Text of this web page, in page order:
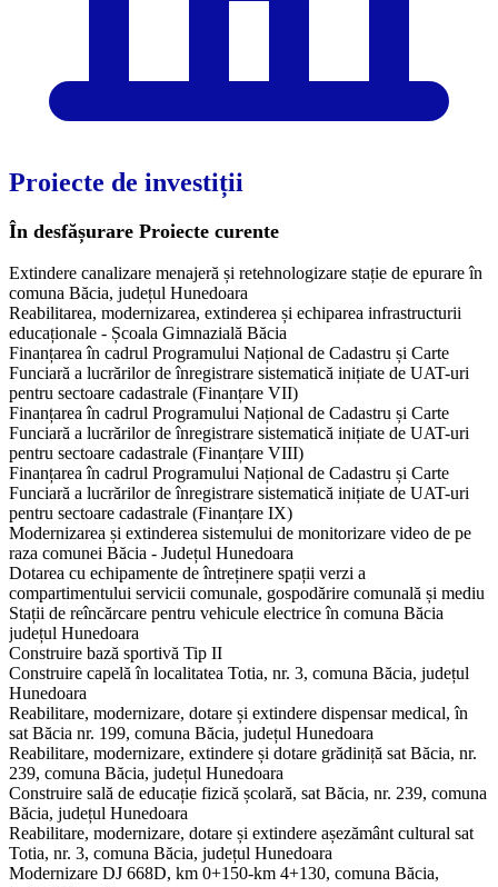
Proiecte de investiții
În desfășurare Proiecte curente
Extindere canalizare menajeră și retehnologizare stație de epurare în
comuna Băcia, județul Hunedoara
Reabilitarea, modernizarea, extinderea și echiparea infrastructurii
educaționale - Școala Gimnazială Băcia
Finanțarea în cadrul Programului Național de Cadastru și Carte
Funciară a lucrărilor de înregistrare sistematică inițiate de UAT-uri
pentru sectoare cadastrale (Finanțare VII)
Finanțarea în cadrul Programului Național de Cadastru și Carte
Funciară a lucrărilor de înregistrare sistematică inițiate de UAT-uri
pentru sectoare cadastrale (Finanțare VIII)
Finanțarea în cadrul Programului Național de Cadastru și Carte
Funciară a lucrărilor de înregistrare sistematică inițiate de UAT-uri
pentru sectoare cadastrale (Finanțare IX)
Modernizarea și extinderea sistemului de monitorizare video de pe
raza comunei Băcia - Județul Hunedoara
Dotarea cu echipamente de întreținere spații verzi a
compartimentului servicii comunale, gospodărire comunală și mediu
Stații de reîncărcare pentru vehicule electrice în comuna Băcia
județul Hunedoara
Construire bază sportivă Tip II
Construire capelă în localitatea Totia, nr. 3, comuna Băcia, județul
Hunedoara
Reabilitare, modernizare, dotare și extindere dispensar medical, în
sat Băcia nr. 199, comuna Băcia, județul Hunedoara
Reabilitare, modernizare, extindere și dotare grădiniță sat Băcia, nr.
239, comuna Băcia, județul Hunedoara
Construire sală de educație fizică școlară, sat Băcia, nr. 239, comuna
Băcia, județul Hunedoara
Reabilitare, modernizare, dotare și extindere așezământ cultural sat
Totia, nr. 3, comuna Băcia, județul Hunedoara
Modernizare DJ 668D, km 0+150-km 4+130, comuna Băcia,